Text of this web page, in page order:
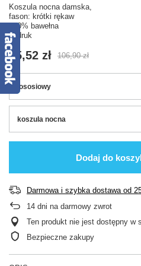
Koszula nocna damska,
fason: krótki rękaw
100% bawełna
nadruk
85,52 zł 106,90 zł
łososiowy
koszula nocna
Dodaj do
Darmowa i szybka dostawaod
14 dni na darmowy zwrot
Ten produkt nie jest dostępny w
Bezpieczne zakupy